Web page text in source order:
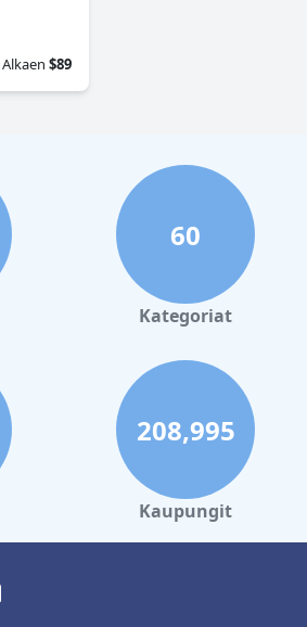
Alkaen $89
60
Kategoriat
208,995
Kaupungit